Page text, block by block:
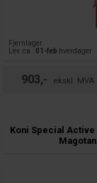
Fjernlager
Lev. ca.: 01-feb hverdager
903,-
Koni Special
Magotan